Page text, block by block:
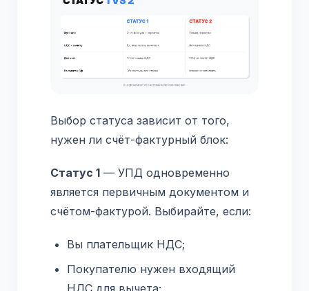
Выбор статуса зависит от того,
нужен ли счёт-фактурный блок:
Статус 1 — УПД одновременно
является первичным документом и
счётом-фактурой. Выбирайте, если:
Вы плательщик НДС;
Покупателю нужен входящий